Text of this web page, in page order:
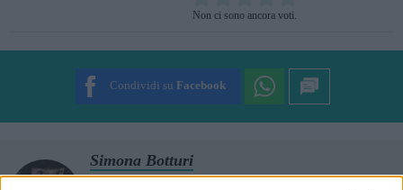
Non ci sono ancora voti.
Condividi su Facebook
Simona Botturi